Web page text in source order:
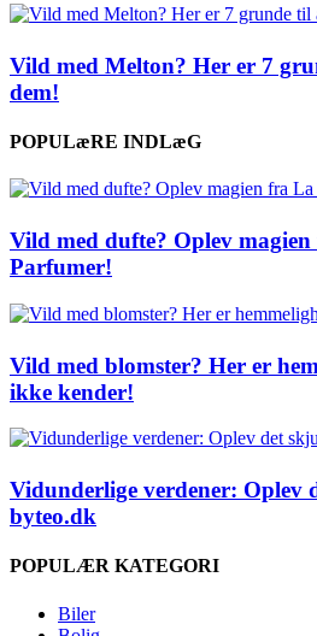
Vild med Melton? Her er 7
dem!
POPULæRE INDLæG
Vild med dufte? Oplev
Parfumer!
Vild med blomster? Her er
ikke kender!
Vidunderlige verdener: Oplev
byteo.dk
POPULÆR KATEGORI
Biler